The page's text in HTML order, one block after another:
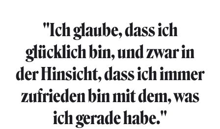
"Ich glaube, dass ich
glücklich bin, und zwar in
der Hinsicht, dass ich immer
zufrieden bin mit dem, was
ich gerade habe."